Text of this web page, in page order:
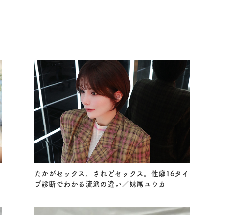
たかがセックス。されどセックス。性癖16タイ
プ診断でわかる流派の違い／妹尾ユウカ